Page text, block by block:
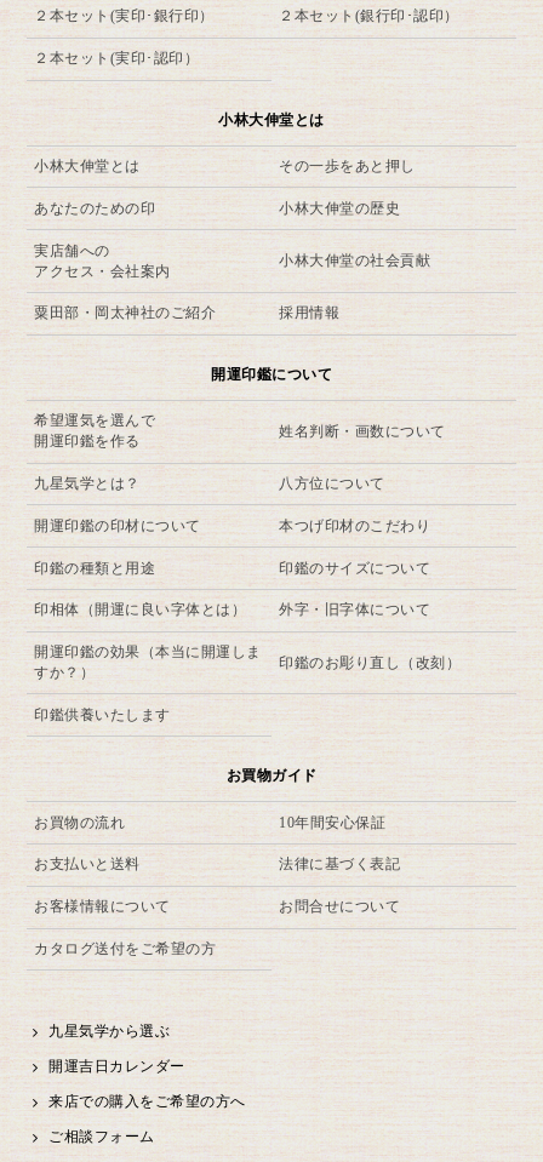
２本セット(実印･銀行印） ２本セット(銀行印･認印）
２本セット(実印･認印）
小林大伸堂とは
小林大伸堂とは その一歩をあと押し
あなたのための印 小林大伸堂の歴史
実店舗への
アクセス・会社案内
小林大伸堂の社会貢献
粟田部・岡太神社のご紹介 採用情報
開運印鑑について
希望運気を選んで
開運印鑑を作る
姓名判断・画数について
九星気学とは？ 八方位について
開運印鑑の印材について 本つげ印材のこだわり
印鑑の種類と用途 印鑑のサイズについて
印相体（開運に良い字体とは） 外字・旧字体について
開運印鑑の効果（本当に開運しま
すか？）
印鑑のお彫り直し（改刻）
印鑑供養いたします
お買物ガイド
お買物の流れ 10年間安心保証
お支払いと送料 法律に基づく表記
お客様情報について お問合せについて
カタログ送付をご希望の方
九星気学から選ぶ
開運吉日カレンダー
来店での購入をご希望の方へ
ご相談フォーム